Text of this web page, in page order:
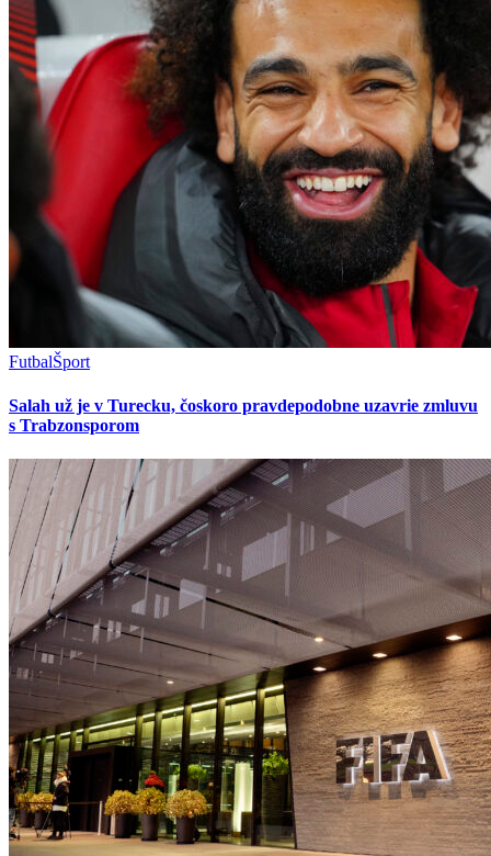
FutbalŠport
Salah už je v Turecku, čoskoro pravdepodobne uzavrie zmluvu
s Trabzonsporom